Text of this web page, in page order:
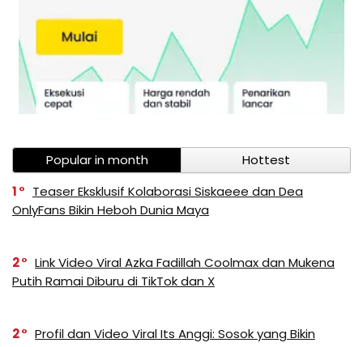
Popular in month
Hottest
1
Teaser Eksklusif Kolaborasi Siskaeee dan Dea
OnlyFans Bikin Heboh Dunia Maya
2
Link Video Viral Azka Fadillah Coolmax dan Mukena
Putih Ramai Diburu di TikTok dan X
2
Profil dan Video Viral Its Anggi: Sosok yang Bikin